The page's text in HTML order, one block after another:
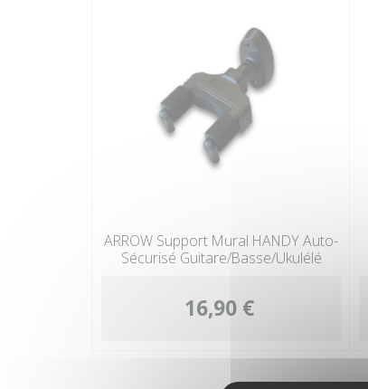
ARROW Support Mural HANDY Auto-
Sécurisé Guitare/Basse/Ukulélé
16,90 €